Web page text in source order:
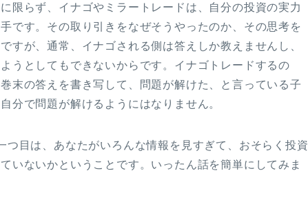
限らず、イナゴやミラートレードは、自分の投資の実力
です。その取り引きをなぜそうやったのか、その思考を
すが、通常、イナゴされる側は答えしか教えませんし、
うとしてもできないからです。イナゴトレードするの
末の答えを書き写して、問題が解けた、と言っている子
分で問題が解けるようにはなりません。
つ目は、あなたがいろんな情報を見すぎて、おそらく投資
いないかということです。いったん話を簡単にしてみま